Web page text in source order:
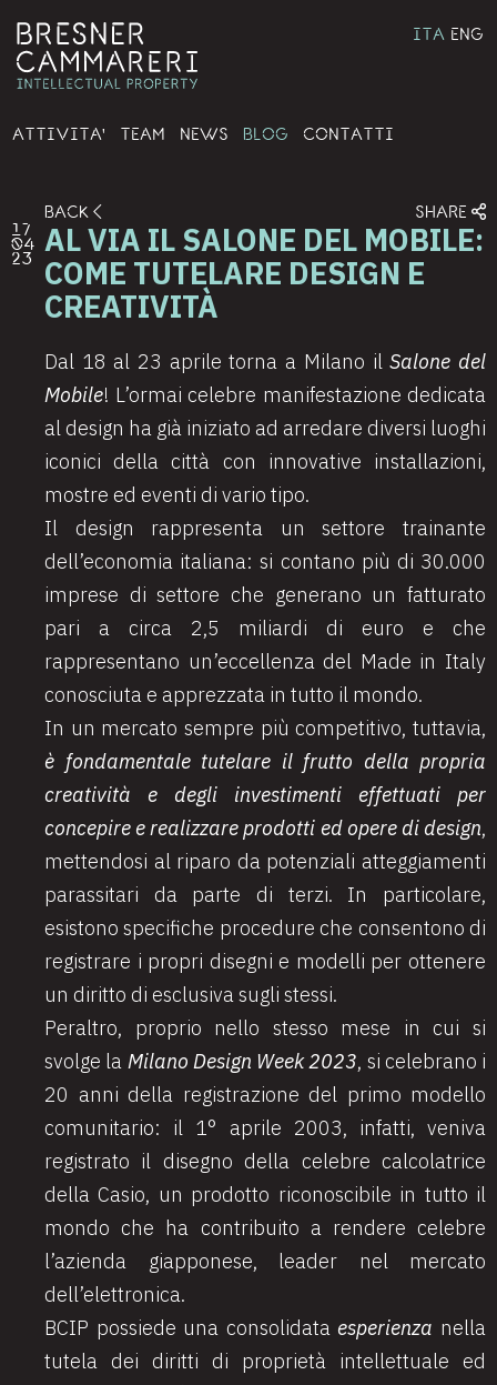
ITA ENG
ATTIVITA' TEAM NEWS BLOG CONTATTI
17
04
23
BACK SHARE
AL VIA IL SALONE DEL MOBILE:
COME TUTELARE DESIGN E
CREATIVITÀ
Dal 18 al 23 aprile torna a Milano ilSalone del
Mobile! L’ormai celebre manifestazione dedicata
al design ha già iniziato ad arredare diversi luoghi
iconici della città con innovative installazioni,
mostre ed eventi di vario tipo.
Il design rappresenta un settore trainante
dell’economia italiana: si contano più di 30.000
imprese di settore che generano un fatturato
pari a circa 2,5 miliardi di euro e che
rappresentano un’eccellenza del Made in Italy
conosciuta e apprezzata in tutto il mondo.
In un mercato sempre più competitivo, tuttavia,
è fondamentale tutelare il frutto della propria
creatività e degli investimenti effettuati per
concepire e realizzare prodotti ed opere di design,
mettendosi al riparo da potenziali atteggiamenti
parassitari da parte di terzi. In particolare,
esistono specifiche procedure che consentono di
registrare i propri disegni e modelli per ottenere
un diritto di esclusiva sugli stessi.
Peraltro, proprio nello stesso mese in cui si
svolge la Milano Design Week 2023, si celebrano i
20 anni della registrazione del primo modello
comunitario: il 1° aprile 2003, infatti, veniva
registrato il disegno della celebre calcolatrice
della Casio, un prodotto riconoscibile in tutto il
mondo che ha contribuito a rendere celebre
l’azienda giapponese, leader nel mercato
dell’elettronica.
BCIP possiede una consolidata esperienza nella
tutela dei diritti di proprietà intellettuale ed